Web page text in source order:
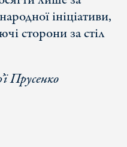
ініціативи,
сторони за стіл
Прусенко